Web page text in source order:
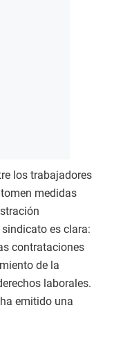
los trabajadores
medidas
es clara:
contrataciones
de la
laborales.
emitido una